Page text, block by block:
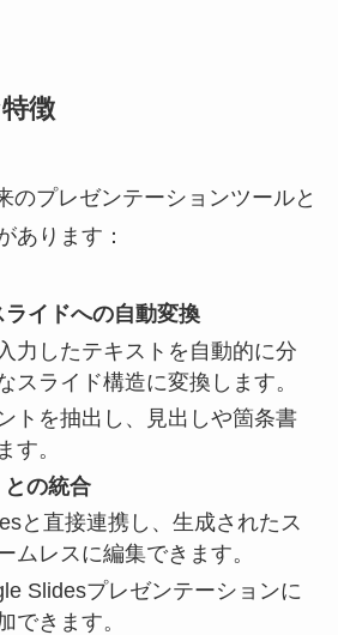
徴
のプレゼンテーションツールと
あります：
イドへの自動変換
力したテキストを自動的に分
スライド構造に変換します。
トを抽出し、見出しや箇条書
す。
の統合
と直接連携し、生成されたス
ムレスに編集できます。
Slidesプレゼンテーションに
できます。